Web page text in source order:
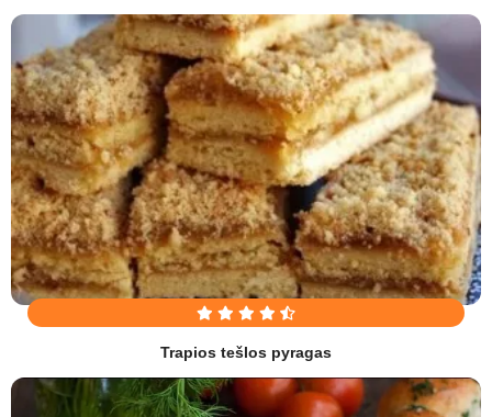
Trapios tešlos pyragas